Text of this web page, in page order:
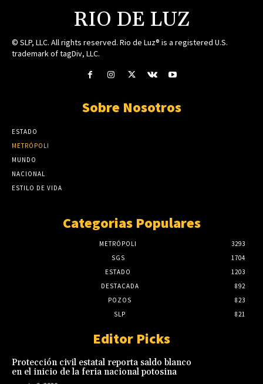
RIO DE LUZ
© SLP, LLC. All rights reserved. Rio de Luz® is a registered U.S.
trademark of tagDiv, LLC.
Sobre Nosotros
ESTADO
METRÓPOLI
MUNDO
NACIONAL
ESTILO DE VIDA
Categorias Populares
METRÓPOLI
3293
SGS
1704
ESTADO
1203
DESTACADA
892
POZOS
823
SLP
821
Editor Picks
Protección civil estatal reporta saldo blanco
en el inicio de la feria nacional potosina